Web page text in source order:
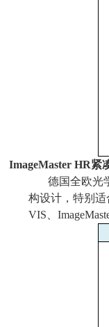
ImageMaster HR紧
德国全欧光
构设计，特别适
VIS